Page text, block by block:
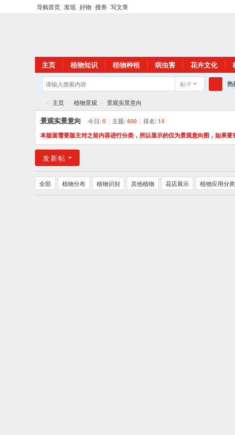
导购首页 发现 好物 搜券 写文章
主页 植物知识 植物种植 病虫害 花卉文化
帖子
索
热
花
植
» 主页 › 植物景观 › 景观实景意向
景观实景意向 今日:0 | 主题:400 | 排名:14
本版面需要版主对之前内容进行分类，所以显示的仅为景观意向图，如果要
发新帖
全部 植物分布 植物识别 其他植物 花店展示 植物应用分类